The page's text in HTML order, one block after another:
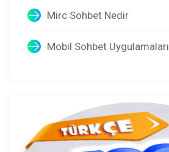
Mirc Sohbet Nedir
Mobil Sohbet Uygulamaları